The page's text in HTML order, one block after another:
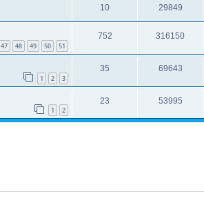
10 29849
47 48 49 50 51
752 316150
1 2 3
35 69643
1 2
23 53995